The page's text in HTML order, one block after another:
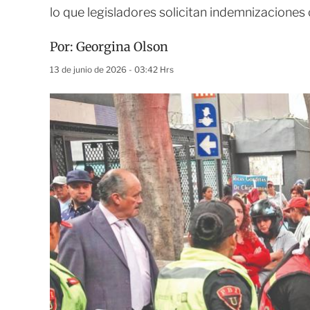
lo que legisladores solicitan
Por: Georgina Olson
13 de junio de 2026 - 03:42 Hrs